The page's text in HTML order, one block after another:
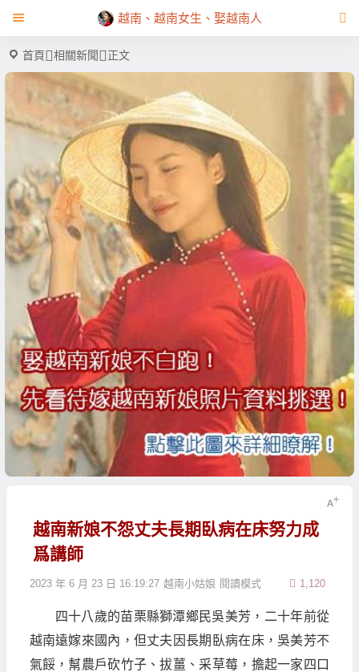
越南、越南女生、娶越南人
首頁 相關新聞 正文
越南新娘不怨丈夫長期臥病在床努力成
爲講師
2023 年 6 月 23 日 16:19:27 越南小姑娘 1,120
閱讀模式
四十八歲的苗栗縣獅潭鄉民吳美芳，二十年前從
越南遠嫁來國內，但丈夫因長期臥病在床，吳美芳不
氣餒，幫農戶砍竹子、拔薑、采草莓，擔起一家四口